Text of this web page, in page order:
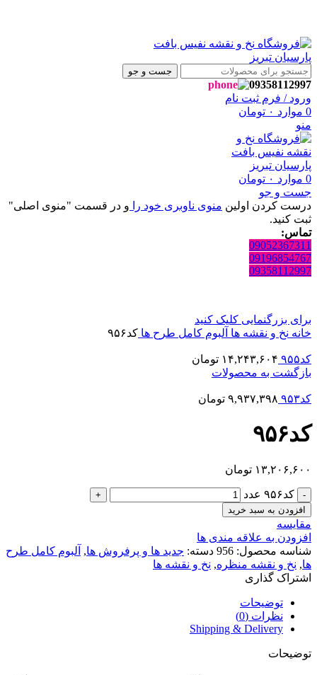
جست و جو
09358112997
ورود / فرم ثبت نام
0 موارد ۰ تومان
منو
0 موارد ۰ تومان
جست و جو
درست کردن اولین منوی ناوبری خود را و در قسمت "منوی اصلی"
ثبت کنید.
تماس:
09052367311
09196854767
09358112997
برای بزرگنمایی کلیک کنید
خانه نخ و نقشه ها آلبوم کامل طرح ها کد۹۵۶
کد۹۵۵ ۱۴,۲۴۳,۶۰۴ تومان
بازگشت به محصولات
کد۹۵۳ ۹,۹۳۷,۳۹۸ تومان
کد۹۵۶
۱۳,۲۰۶,۶۰۰ تومان
کد۹۵۶ عدد
افزودن به سبد خرید
مقایسه
افزودن به علاقه مندی ها
شناسه محصول: 956 دسته: جدید ها و پرفروش ها, آلبوم کامل طرح
ها, نخ و نقشه منظره, نخ و نقشه ها
اشتراک گذاری
توضیحات
نظرات (0)
Shipping & Delivery
توضیحات